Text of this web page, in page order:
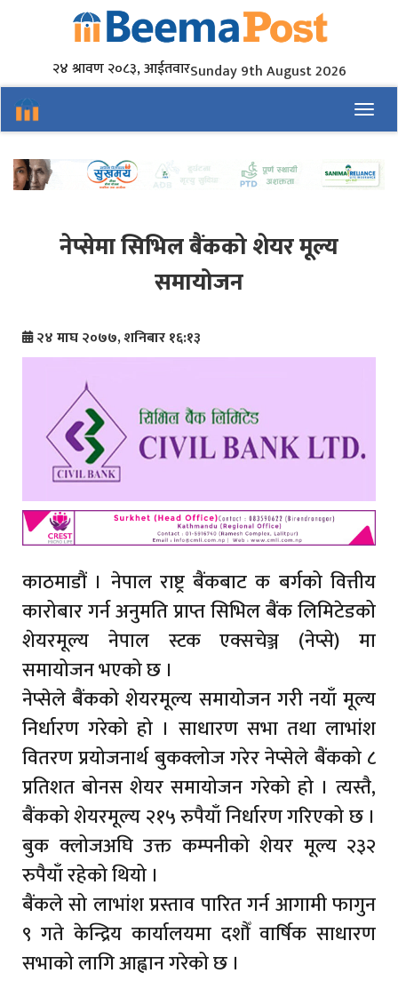
२४ श्रावण २०८३, आईतवारSunday 9th August 2026
नेप्सेमा सिभिल बैंकको शेयर मूल्य
समायोजन
२४ माघ २०७७, शनिबार १६:१३
काठमाडौं । नेपाल राष्ट्र बैंकबाट क बर्गको वित्तीय
कारोबार गर्न अनुमति प्राप्त सिभिल बैंक लिमिटेडको
शेयरमूल्य नेपाल स्टक एक्सचेञ्ज (नेप्से) मा
समायोजन भएको छ ।
नेप्सेले बैंकको शेयरमूल्य समायोजन गरी नयाँ मूल्य
निर्धारण गरेको हो । साधारण सभा तथा लाभांश
वितरण प्रयोजनार्थ बुकक्लोज गरेर नेप्सेले बैंकको ८
प्रतिशत बोनस शेयर समायोजन गरेको हो । त्यस्तै,
बैंकको शेयरमूल्य २१५ रुपैयाँ निर्धारण गरिएको छ ।
बुक क्लोजअघि उक्त कम्पनीको शेयर मूल्य २३२
रुपैयाँ रहेको थियो ।
बैंकले सो लाभांश प्रस्ताव पारित गर्न आगामी फागुन
९ गते केन्द्रिय कार्यालयमा दशौँ वार्षिक साधारण
सभाको लागि आह्वान गरेको छ ।